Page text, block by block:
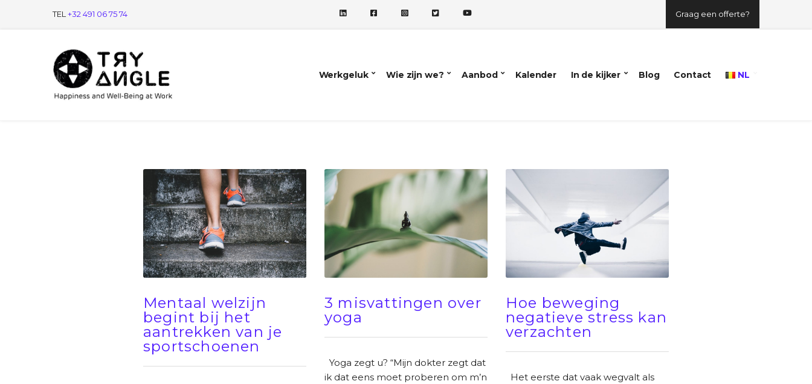
TEL +32 491 06 75 74 Graag een offerte?
Werkgeluk Wie zijn we? Aanbod Kalender In de kijker Blog Contact NL
Mentaal welzijn
begint bij het
aantrekken van je
sportschoenen
3 misvattingen over
yoga
Yoga zegt u? “Mijn dokter zegt dat
ik dat eens moet proberen om m’n
Hoe beweging
negatieve stress kan
verzachten
Het eerste dat vaak wegvalt als